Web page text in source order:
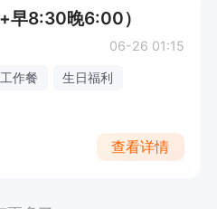
早8:30晚6:00）
06-26 01:15
工作餐
生日福利
查看详情